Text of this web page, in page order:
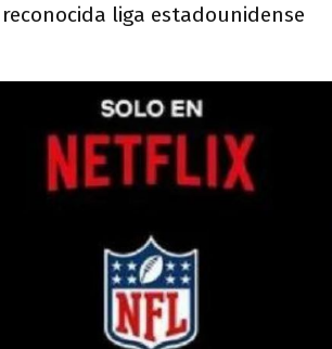
liga estadounidense